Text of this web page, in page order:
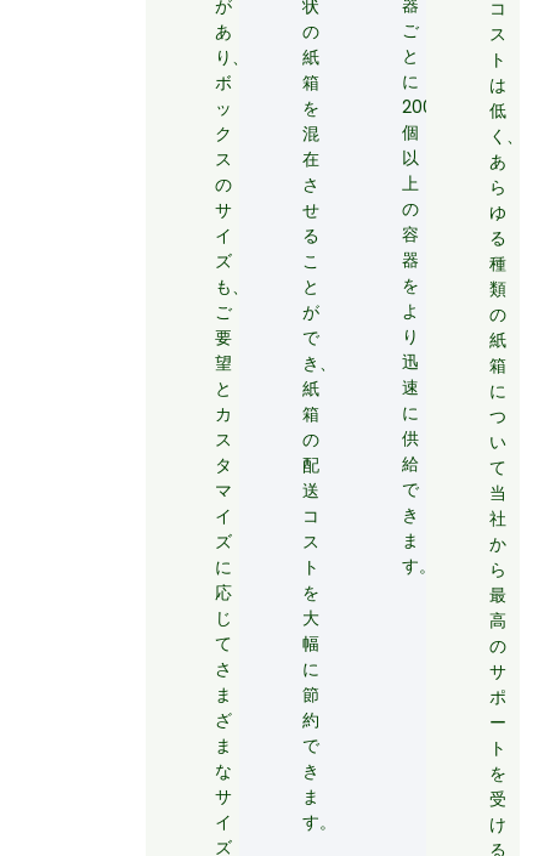
が
あ
り、
ボ
ッ
ク
ス
の
サ
イ
ズ
も、
ご
要
望
と
カ
ス
タ
マ
イ
ズ
に
応
じ
て
さ
ま
ざ
ま
な
サ
イ
ズ
状
の
紙
箱
を
混
在
さ
せ
る
こ
と
が
で
き、
紙
箱
の
配
送
コ
ス
ト
を
大
幅
に
節
約
で
き
ま
す。
ご
と
に
200
個
以
上
の
容
器
を
よ
り
迅
速
に
供
給
で
き
ま
す。
コ
ス
ト
は
低
く、
あ
ら
ゆ
る
種
類
の
紙
箱
に
つ
い
て
当
社
か
ら
最
高
の
サ
ポ
ー
ト
を
受
け
る